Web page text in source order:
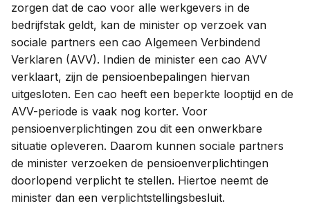
zorgen dat de cao voor alle werkgevers in de
bedrijfstak geldt, kan de minister op verzoek van
sociale partners een cao Algemeen Verbindend
Verklaren (AVV). Indien de minister een cao AVV
verklaart, zijn de pensioenbepalingen hiervan
uitgesloten. Een cao heeft een beperkte looptijd en de
AVV-periode is vaak nog korter. Voor
pensioenverplichtingen zou dit een onwerkbare
situatie opleveren. Daarom kunnen sociale partners
de minister verzoeken de pensioenverplichtingen
doorlopend verplicht te stellen. Hiertoe neemt de
minister dan een verplichtstellingsbesluit.